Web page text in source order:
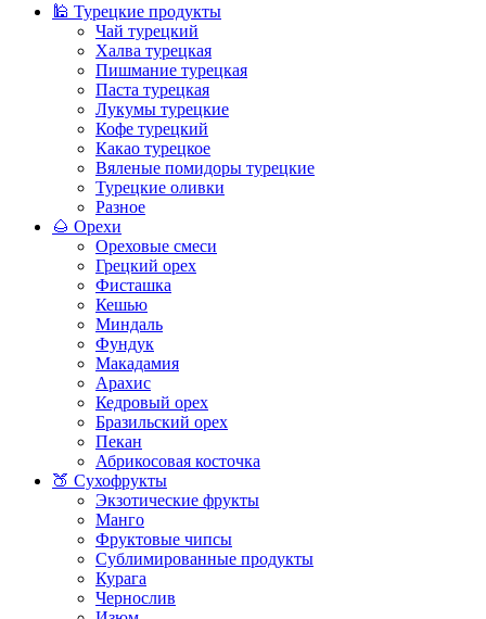
🕌 Турецкие продукты
Чай турецкий
Халва турецкая
Пишмание турецкая
Паста турецкая
Лукумы турецкие
Кофе турецкий
Какао турецкое
Вяленые помидоры турецкие
Турецкие оливки
Разное
🌰 Орехи
Ореховые смеси
Грецкий орех
Фисташка
Кешью
Миндаль
Фундук
Макадамия
Арахис
Кедровый орех
Бразильский орех
Пекан
Абрикосовая косточка
🍑 Сухофрукты
Экзотические фрукты
Манго
Фруктовые чипсы
Сублимированные продукты
Курага
Чернослив